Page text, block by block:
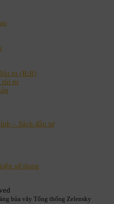
ro (R:R)
rủi ro
– Sách đầu tư
sử dụng
bủa vây Tổng thống Zelensky